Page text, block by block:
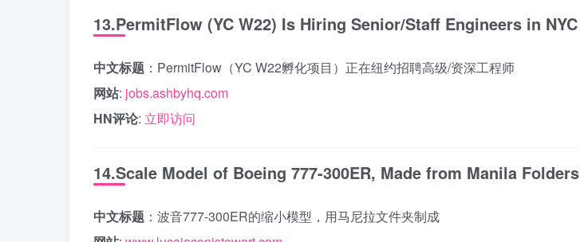
13.PermitFlow (YC W22) Is Hiring Senior/Staff Engineers in NYC
中文标题 ：PermitFlow（YC W22孵化项目）正在纽约招聘高级/资深工程师
网站: jobs.ashbyhq.com
HN评论: 立即访问
14.Scale Model of Boeing 777-300ER, Made from Manila Folders
中文标题 ：波音777-300ER的缩小模型，用马尼拉文件夹制成